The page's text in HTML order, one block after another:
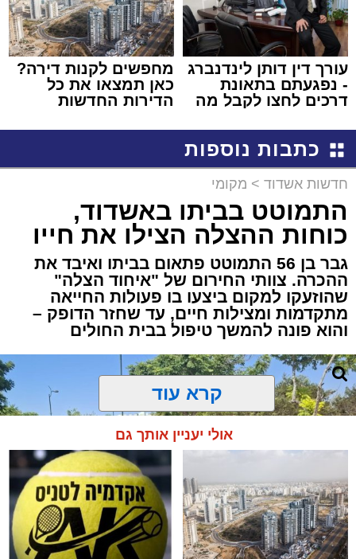
עורך דין דותן לינדנברג
- נפגעתם בתאונת
דרכים לחצו לקבל מה
מחפשים לקנות דירה?
כאן תמצאו את כל
הדירות החדשות
כתבות נוספות
חדשות אשדוד > מקומי
התמוטט בביתו באשדוד,
כוחות ההצלה הצילו את חייו
גבר בן 56 התמוטט פתאום בביתו ואיבד את
ההכרה. צוותי החירום של "איחוד הצלה"
שהוזעקו למקום ביצעו בו פעולות החייאה
מתקדמות ומצילות חיים, עד שחזר הדופק –
והוא פונה להמשך טיפול בבית החולים
קרא עוד
אולי יעניין אותך גם